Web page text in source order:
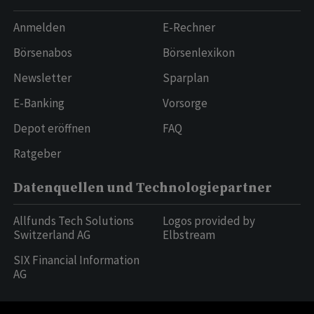
Anmelden
Börsenabos
Newsletter
E-Banking
Depot eröffnen
Ratgeber
E-Rechner
Börsenlexikon
Sparplan
Vorsorge
FAQ
Datenquellen und Technologiepartner
Allfunds Tech Solutions
Switzerland AG
SIX Financial Information
AG
Logos provided by
Elbstream